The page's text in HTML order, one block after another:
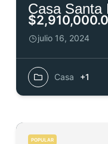
Casa Santa
julio 16, 2024
Casa +1
POPULAR